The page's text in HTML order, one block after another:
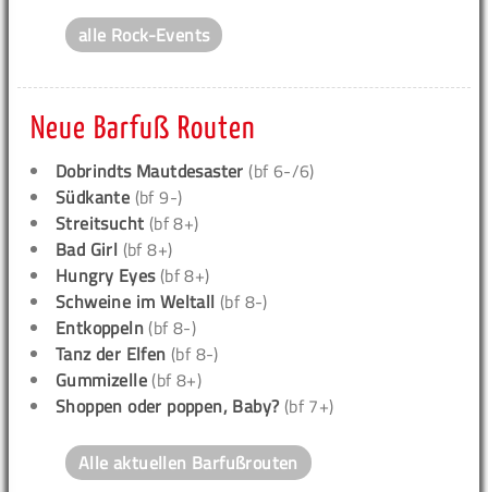
alle Rock-Events
Neue Barfuß Routen
Dobrindts Mautdesaster (bf 6-/6)
Südkante (bf 9-)
Streitsucht (bf 8+)
Bad Girl (bf 8+)
Hungry Eyes(bf 8+)
Schweine im Weltall (bf 8-)
Entkoppeln (bf 8-)
Tanz der Elfen (bf 8-)
Gummizelle (bf 8+)
Shoppen oder poppen, Baby? (bf 7+)
Alle aktuellen Barfußrouten